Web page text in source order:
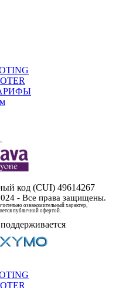
код (CUI) 49614267
- Все права защищены.
ознакомительный характер,
публичной офертой.